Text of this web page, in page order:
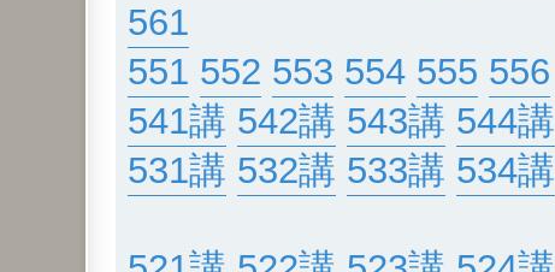
561
551 552 553 554 555 556
541講 542講 543講 544講
531講 532講 533講 534講